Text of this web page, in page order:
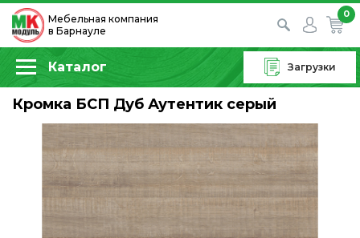
Мебельная компания
в Барнауле
0
Каталог Загрузки
Кромка БСП Дуб Аутентик серый